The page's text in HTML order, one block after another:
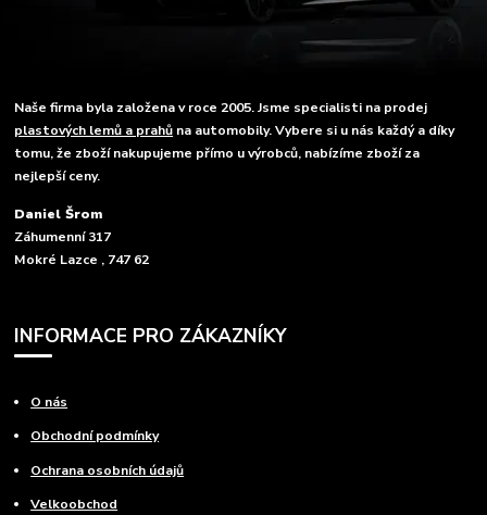
Naše firma byla založena v roce 2005. Jsme specialisti na prodej
plastových lemů a prahů na automobily. Vybere si u nás každý a díky
tomu, že zboží nakupujeme přímo u výrobců, nabízíme zboží za
nejlepší ceny.
Daniel Šrom
Záhumenní 317
Mokré Lazce , 747 62
INFORMACE PRO ZÁKAZNÍKY
O nás
Obchodní podmínky
Ochrana osobních údajů
Velkoobchod